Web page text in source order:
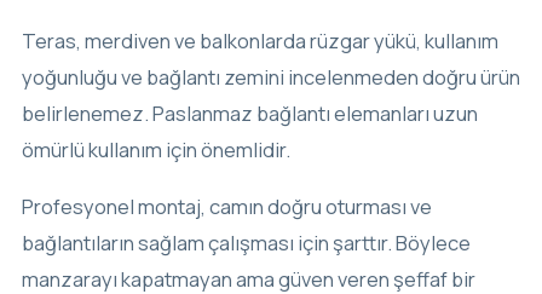
Teras, merdiven ve balkonlarda rüzgar yükü, kullanım
yoğunluğu ve bağlantı zemini incelenmeden doğru ürün
belirlenemez. Paslanmaz bağlantı elemanları uzun
ömürlü kullanım için önemlidir.
Profesyonel montaj, camın doğru oturması ve
bağlantıların sağlam çalışması için şarttır. Böylece
manzarayı kapatmayan ama güven veren şeffaf bir